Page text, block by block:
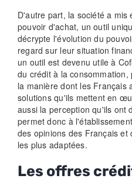
D'autre part, la société a mis
pouvoir d'achat, un outil
décrypte l'évolution du
regard sur leur situation
un outil est devenu utile à
du crédit à la
la manière dont les Français
solutions qu'ils mettent en
aussi la perception qu'ils ont
permet donc à
des opinions des Français
les plus adaptées.
Les offres